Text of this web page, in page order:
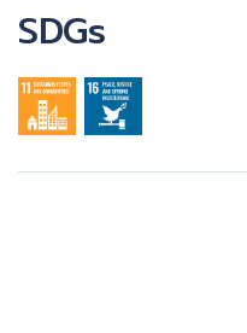
SDGs